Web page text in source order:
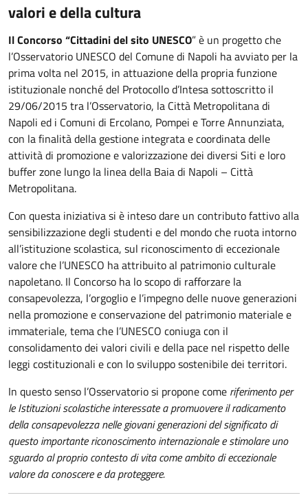
valori e della cultura
Il Concorso “Cittadini del sito UNESCO” è un progetto che
l’Osservatorio UNESCO del Comune di Napoli ha avviato per la
prima volta nel 2015, in attuazione della propria funzione
istituzionale nonché del Protocollo d’Intesa sottoscritto il
29/06/2015 tra l’Osservatorio, la Città Metropolitana di
Napoli ed i Comuni di Ercolano, Pompei e Torre Annunziata,
con la finalità della gestione integrata e coordinata delle
attività di promozione e valorizzazione dei diversi Siti e loro
buffer zone lungo la linea della Baia di Napoli – Città
Metropolitana.
Con questa iniziativa si è inteso dare un contributo fattivo alla
sensibilizzazione degli studenti e del mondo che ruota intorno
all’istituzione scolastica, sul riconoscimento di eccezionale
valore che l’UNESCO ha attribuito al patrimonio culturale
napoletano. Il Concorso ha lo scopo di rafforzare la
consapevolezza, l’orgoglio e l’impegno delle nuove generazioni
nella promozione e conservazione del patrimonio materiale e
immateriale, tema che l’UNESCO coniuga con il
consolidamento dei valori civili e della pace nel rispetto delle
leggi costituzionali e con lo sviluppo sostenibile dei territori.
In questo senso l’Osservatorio si propone come riferimento per
le Istituzioni scolastiche interessate a promuovere ilradicamento
della consapevolezza nelle giovani generazioni del significato di
questo importante riconoscimento internazionale e stimolare uno
sguardo al proprio contesto di vita come ambito di eccezionale
valore da conoscere e da proteggere.